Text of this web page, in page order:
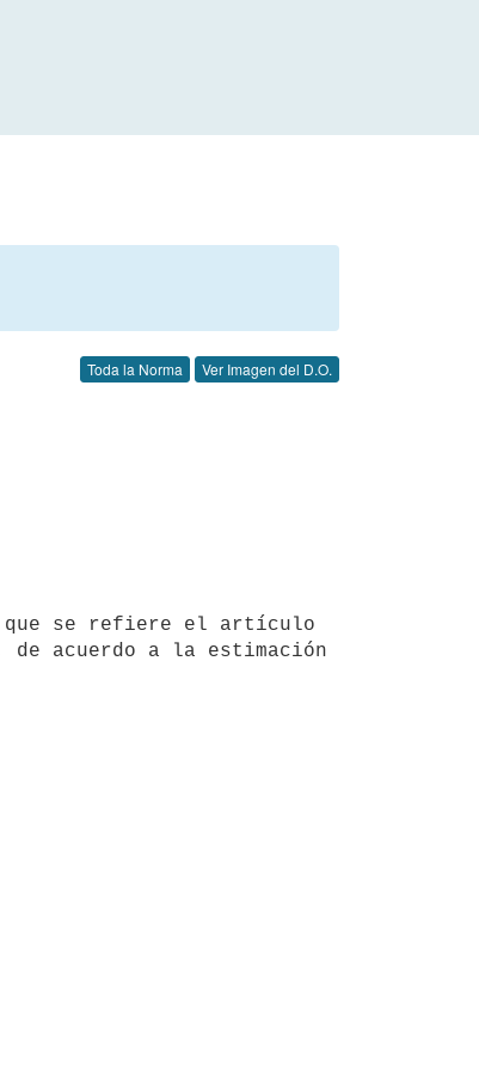
Toda la Norma Ver Imagen del D.O.
acuerdo a la estimación